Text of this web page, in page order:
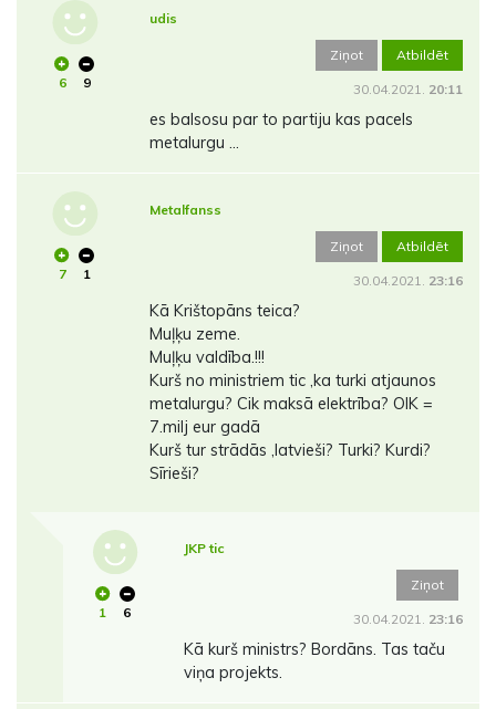
6 9
udis
Ziņot Atbildēt
30.04.2021. 20:11
es balsosu par to partiju kas pacels
metalurgu ...
7 1
Metalfanss
Ziņot Atbildēt
30.04.2021. 23:16
Kā Krištopāns teica?
Muļķu zeme.
Muļķu valdība.!!!
Kurš no ministriem tic ,ka turki atjaunos
metalurgu? Cik maksā elektrība? OIK =
7.milj eur gadā
Kurš tur strādās ,latvieši? Turki? Kurdi?
Sīrieši?
1 6
JKP tic
Ziņot
30.04.2021. 23:16
Kā kurš ministrs? Bordāns. Tas taču
viņa projekts.